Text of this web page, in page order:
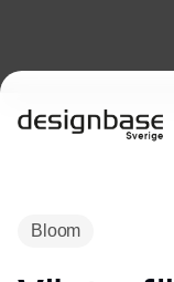
Bloom